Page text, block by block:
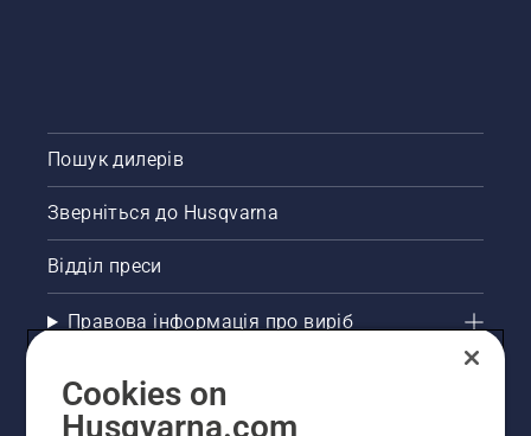
Пошук дилерів
Зверніться до Husqvarna
Відділ преси
Правова інформація про виріб
Інші сайти Husqvarna
Cookies on
Husqvarna.com